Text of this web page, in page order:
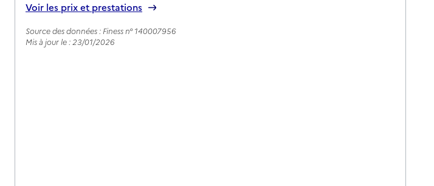
Voir les prix et prestations
Source des données : Finess n° 140007956
Mis à jour le : 23/01/2026